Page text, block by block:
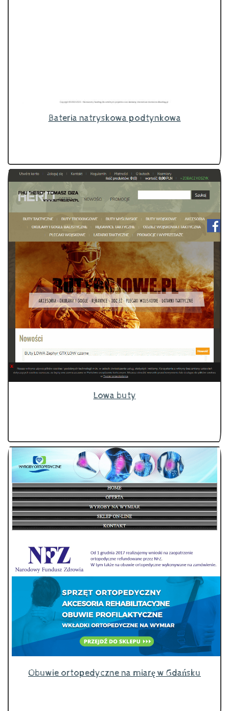
Bateria natryskowa podtynkowa
Lowa buty
Obuwie ortopedyczne na miarę w Gdańsku